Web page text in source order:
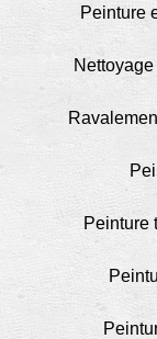
Peinture
Peinture